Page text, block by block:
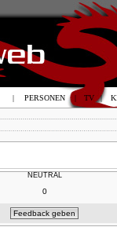
NEUTRAL
0
| PERSONEN | TV |